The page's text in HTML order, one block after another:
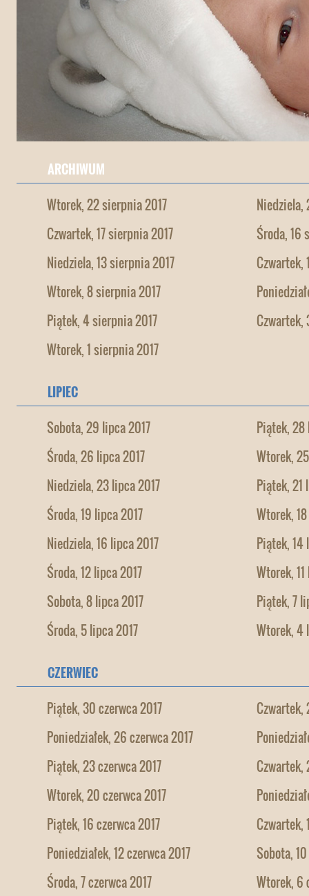
ARCHIWUM
Wtorek, 22 sierpnia 2017
Niedziela,
Czwartek, 17 sierpnia 2017
Środa, 16
Niedziela, 13 sierpnia 2017
Czwartek,
Wtorek, 8 sierpnia 2017
Piątek, 4 sierpnia 2017
Czwartek,
Wtorek, 1 sierpnia 2017
LIPIEC
Sobota, 29 lipca 2017
Piątek, 28
Środa, 26 lipca 2017
Wtorek,
Niedziela, 23 lipca 2017
Piątek, 21
Środa, 19 lipca 2017
Wtorek,
Niedziela, 16 lipca 2017
Piątek, 14
Środa, 12 lipca 2017
Wtorek,
Sobota, 8 lipca 2017
Piątek, 7
Środa, 5 lipca 2017
Wtorek, 4
CZERWIEC
Piątek, 30 czerwca 2017
Czwartek,
Poniedziałek, 26 czerwca 2017
Piątek, 23 czerwca 2017
Czwartek,
Wtorek, 20 czerwca 2017
Piątek, 16 czerwca 2017
Czwartek,
Poniedziałek, 12 czerwca 2017
Sobota,
Środa, 7 czerwca 2017
Wtorek, 6